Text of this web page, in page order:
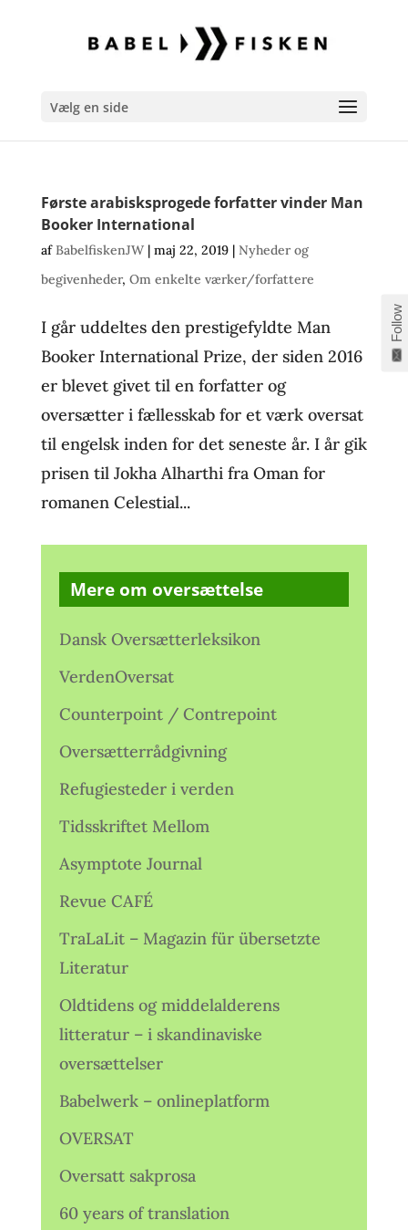
Vælg en side
Første arabisksprogede forfatter vinder Man
Booker International
afBabelfiskenJW| maj 22, 2019| Nyheder og
begivenheder, Om enkelte værker/forfattere
I går uddeltes den prestigefyldte Man
Booker International Prize, der siden 2016
er blevet givet til en forfatter og
oversætter i fællesskab for et værk oversat
til engelsk inden for det seneste år. I år gik
prisen til Jokha Alharthi fra Oman for
romanen Celestial...
Mere om oversættelse
Dansk Oversætterleksikon
VerdenOversat
Counterpoint / Contrepoint
Oversætterrådgivning
Refugiesteder i verden
Tidsskriftet Mellom
Asymptote Journal
Revue CAFÉ
TraLaLit – Magazin für übersetzte
Literatur
Oldtidens og middelalderens
litteratur – i skandinaviske
oversættelser
Babelwerk – onlineplatform
OVERSAT
Oversatt sakprosa
60 years of translation
Follow